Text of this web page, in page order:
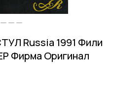
Russia 1991 Фили
Фирма Оригинал